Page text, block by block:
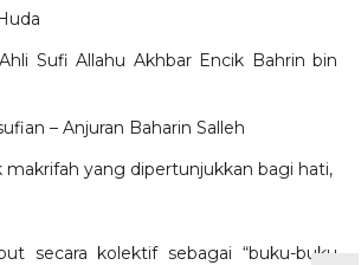
Allahu Akhbar Encik Bahrin bin
– Anjuran Baharin Salleh
yang dipertunjukkan bagi hati,
secara kolektif sebagai “buku-buku